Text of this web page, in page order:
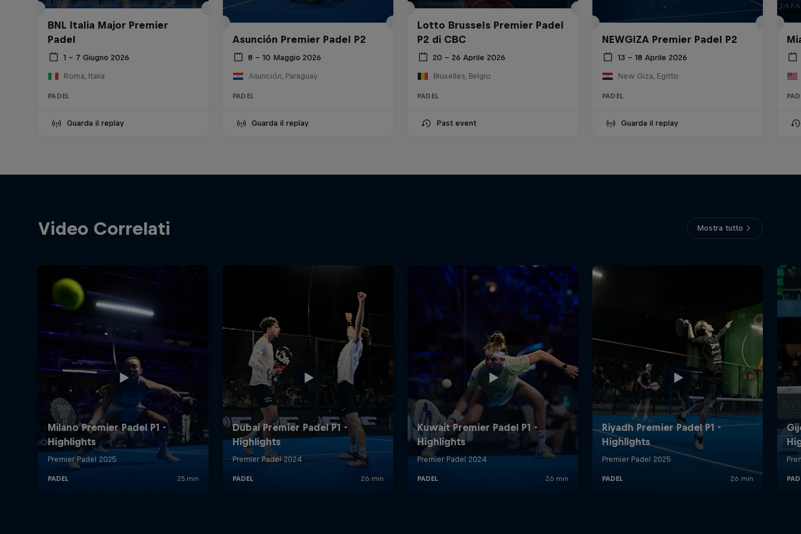
BNL Italia Major Premier
Padel
1 – 7 Giugno 2026
Roma, Italia
PADEL
Guarda il replay
Asunción Premier Padel P2
8 – 10 Maggio 2026
Asunción, Paraguay
PADEL
Guarda il replay
Lotto Brussels Premier Padel
P2 di CBC
20 – 26 Aprile 2026
Bruxelles, Belgio
PADEL
Past event
NEWGIZA Premier Padel P2
13 – 18 Aprile 2026
New Giza, Egitto
PADEL
Guarda il replay
Video Correlati Mostra tutto